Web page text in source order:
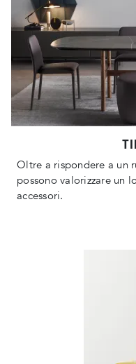
Oltre a rispondere a un
possono valorizzare un
accessori.